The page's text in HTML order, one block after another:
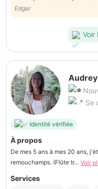
plaisir d'avoir Yvan.
Edgar
Voir
Audrey
Se
Identité vérifiée
À propos
De mes 5 ans à mes 20 ans,
remouchamps. (Flûte tr... Voir
Services